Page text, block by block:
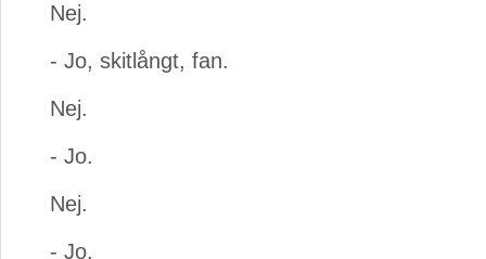
Nej.
- Jo, skitlångt, fan.
Nej.
- Jo.
Nej.
- Jo.